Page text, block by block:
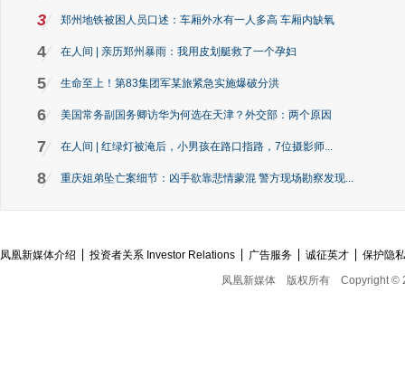
3 郑州地铁被困人员口述：车厢外水有一人多高 车厢内缺氧
4 在人间 | 亲历郑州暴雨：我用皮划艇救了一个孕妇
5 生命至上！第83集团军某旅紧急实施爆破分洪
6 美国常务副国务卿访华为何选在天津？外交部：两个原因
7 在人间 | 红绿灯被淹后，小男孩在路口指路，7位摄影师...
8 重庆姐弟坠亡案细节：凶手欲靠悲情蒙混 警方现场勘察发现...
凤凰新媒体介绍 投资者关系 Investor Relations 广告服务 诚征英才
保护隐
凤凰新媒体
版权所有 Copyright ©